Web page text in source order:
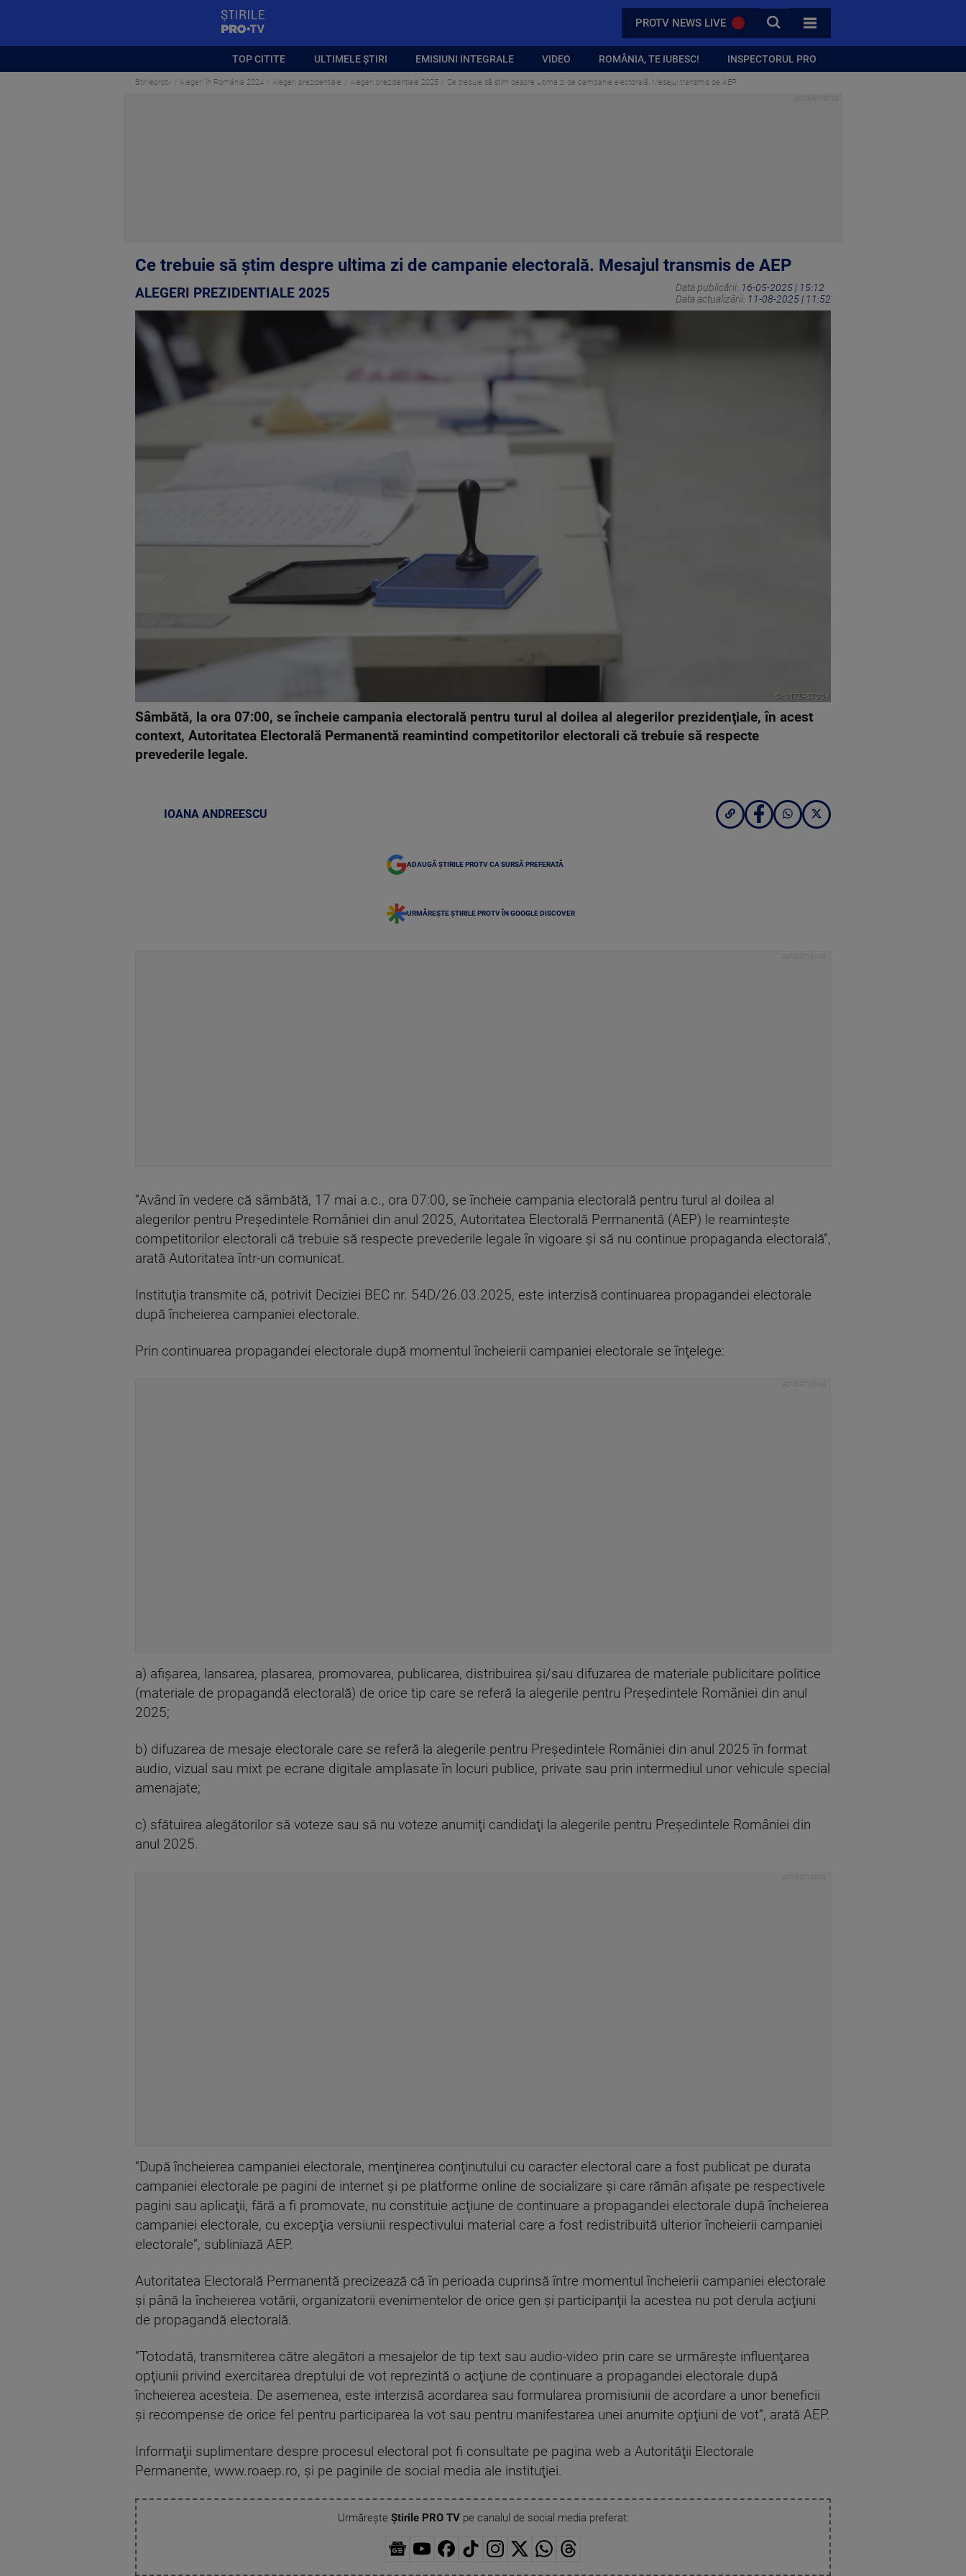
PROTV NEWS LIVE CAUTA
TOATE CATEGORIILE
TOP CITITE ULTIMELE ȘTIRI EMISIUNI INTEGRALE VIDEO ROMÂNIA, TE IUBESC! INSPECTORUL PRO
Stirileprotv Alegeri în România 2024 Alegeri prezidentiale Alegeri prezidentiale 2025 Ce trebuie să știm despre ultima zi de campanie electorală. Mesajul transmis de AEP
Ce trebuie să știm despre ultima zi de campanie electorală. Mesajul transmis de AEP
ALEGERI PREZIDENTIALE 2025 Data publicării: 16-05-2025 | 15:12
Data actualizării: 11-08-2025 | 11:52
SHUTTERSTOCK
Sâmbătă, la ora 07:00, se încheie campania electorală pentru turul al doilea al alegerilor prezidenţiale, în acest
context, Autoritatea Electorală Permanentă reamintind competitorilor electorali că trebuie să respecte
prevederile legale.
IOANA ANDREESCU
ADAUGĂ ȘTIRILE PROTV CA SURSĂ PREFERATĂ
URMĂREȘTE ȘTIRILE PROTV ÎN GOOGLE DISCOVER
”Având în vedere că sâmbătă, 17 mai a.c., ora 07:00, se încheie campania electorală pentru turul al doilea al
alegerilor pentru Preşedintele României din anul 2025, Autoritatea Electorală Permanentă (AEP) le reaminteşte
competitorilor electorali că trebuie să respecte prevederile legale în vigoare şi să nu continue propaganda electorală”,
arată Autoritatea într-un comunicat.
Instituţia transmite că, potrivit Deciziei BEC nr. 54D/26.03.2025, este interzisă continuarea propagandei electorale
după încheierea campaniei electorale.
Prin continuarea propagandei electorale după momentul încheierii campaniei electorale se înţelege:
a) afişarea, lansarea, plasarea, promovarea, publicarea, distribuirea şi/sau difuzarea de materiale publicitare politice
(materiale de propagandă electorală) de orice tip care se referă la alegerile pentru Preşedintele României din anul
2025;
b) difuzarea de mesaje electorale care se referă la alegerile pentru Preşedintele României din anul 2025 în format
audio, vizual sau mixt pe ecrane digitale amplasate în locuri publice, private sau prin intermediul unor vehicule special
amenajate;
c) sfătuirea alegătorilor să voteze sau să nu voteze anumiţi candidaţi la alegerile pentru Preşedintele României din
anul 2025.
”După încheierea campaniei electorale, menţinerea conţinutului cu caracter electoral care a fost publicat pe durata
campaniei electorale pe pagini de internet şi pe platforme online de socializare şi care rămân afişate pe respectivele
pagini sau aplicaţii, fără a fi promovate, nu constituie acţiune de continuare a propagandei electorale după încheierea
campaniei electorale, cu excepţia versiunii respectivului material care a fost redistribuită ulterior încheierii campaniei
electorale”, subliniază AEP.
Autoritatea Electorală Permanentă precizează că în perioada cuprinsă între momentul încheierii campaniei electorale
şi până la încheierea votării, organizatorii evenimentelor de orice gen şi participanţii la acestea nu pot derula acţiuni
de propagandă electorală.
”Totodată, transmiterea către alegători a mesajelor de tip text sau audio-video prin care se urmăreşte influenţarea
opţiunii privind exercitarea dreptului de vot reprezintă o acţiune de continuare a propagandei electorale după
încheierea acesteia. De asemenea, este interzisă acordarea sau formularea promisiunii de acordare a unor beneficii
şi recompense de orice fel pentru participarea la vot sau pentru manifestarea unei anumite opţiuni de vot”, arată AEP.
Informaţii suplimentare despre procesul electoral pot fi consultate pe pagina web a Autorităţii Electorale
Permanente, www.roaep.ro, şi pe paginile de social media ale instituţiei.
Urmărește Știrile PRO TVpe canalul de social media preferat: